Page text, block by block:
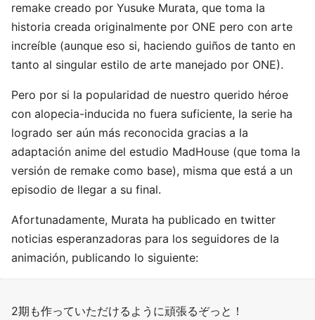
remake creado por Yusuke Murata, que toma la
historia creada originalmente por ONE pero con arte
increíble (aunque eso si, haciendo guiños de tanto en
tanto al singular estilo de arte manejado por ONE).
Pero por si la popularidad de nuestro querido héroe
con alopecia-inducida no fuera suficiente, la serie ha
logrado ser aún más reconocida gracias a la
adaptación anime del estudio MadHouse (que toma la
versión de remake como base), misma que está a un
episodio de llegar a su final.
Afortunadamente, Murata ha publicado en twitter
noticias esperanzadoras para los seguidores de la
animación, publicando lo siguiente:
2期も作っていただけるように頑張るぞっと！